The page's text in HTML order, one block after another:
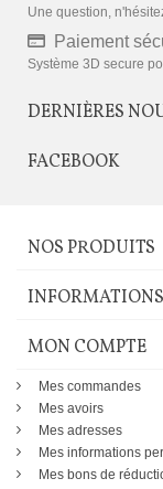
Une question,
Paiement
Système 3D secure
DERNIÈRES
FACEBOOK
NOS PRODUITS
INFORMATIONS
MON COMPTE
Mes commandes
Mes avoirs
Mes adresses
Mes informations
Mes bons de